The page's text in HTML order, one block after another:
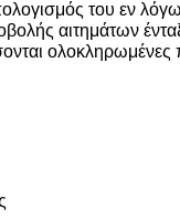
του εν
αιτημάτων
ολοκληρωμένες